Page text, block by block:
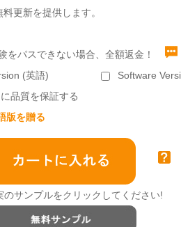
更新を提供します。
スできない場合、全額返金！
(英語)
Software
品質を保証する
版を贈る
のサンプルをクリックしてください!